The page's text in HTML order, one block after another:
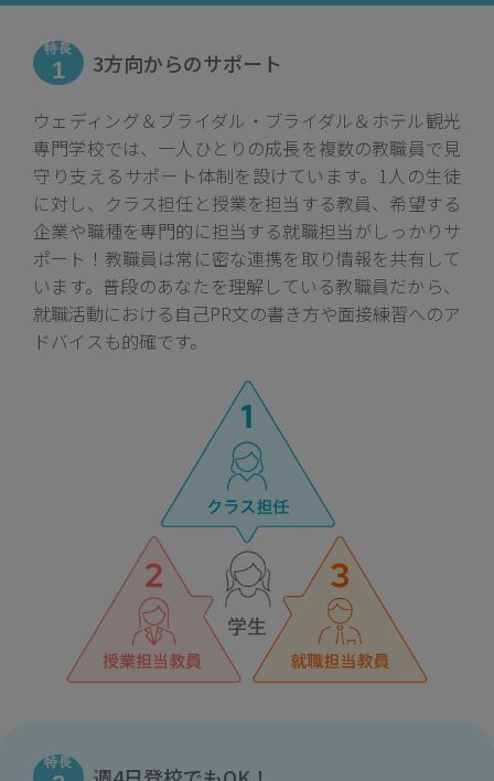
特長
1 3方向からのサポート
ウェディング＆ブライダル・ブライダル＆ホテル観光
専門学校では、一人ひとりの成長を複数の教職員で見
守り支えるサポート体制を設けています。1人の生徒
に対し、クラス担任と授業を担当する教員、希望する
企業や職種を専門的に担当する就職担当がしっかりサ
ポート！教職員は常に密な連携を取り情報を共有して
います。普段のあなたを理解している教職員だから、
就職活動における自己PR文の書き方や面接練習へのア
ドバイスも的確です。
特長